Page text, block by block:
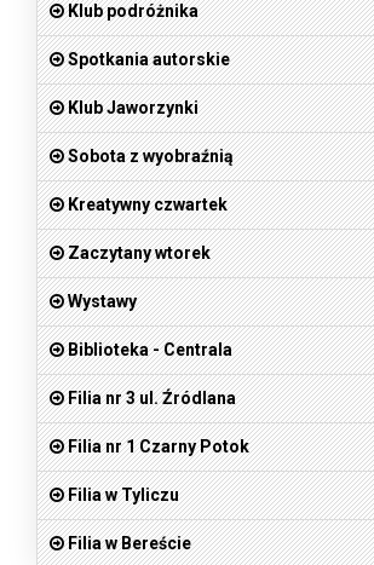
Klub podróżnika
Spotkania autorskie
Klub Jaworzynki
Sobota z wyobraźnią
Kreatywny czwartek
Zaczytany wtorek
Wystawy
Biblioteka - Centrala
Filia nr 3 ul. Źródlana
Filia nr 1 Czarny Potok
Filia w Tyliczu
Filia w Bereście